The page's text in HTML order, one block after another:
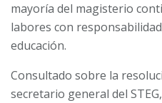
mayoría del magisterio
labores con
educación.
Consultado sobre la
secretario general del